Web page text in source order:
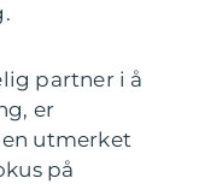
partner i å
er
en utmerket
på